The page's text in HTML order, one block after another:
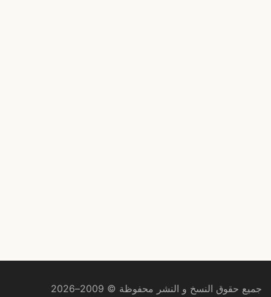
جميع حقوق النسخ و النشر محفوظة © 2009–2026